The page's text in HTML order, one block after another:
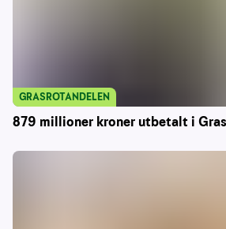
879 millioner kroner utbetalt i
GRASROTANDELEN